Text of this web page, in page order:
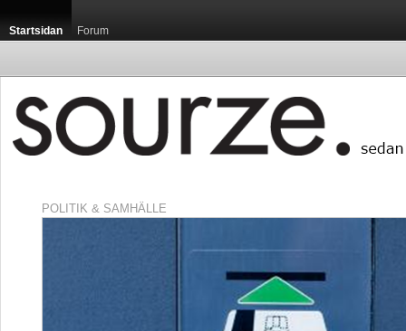
Startsidan Forum
POLITIK & SAMHÄLLE